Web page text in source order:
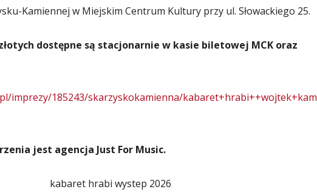
Kamiennej w Miejskim Centrum Kultury przy ul. Słowackiego 25.
dostępne są stacjonarnie w kasie biletowej MCK oraz
imprezy/185243/skarzyskokamienna/kabaret+hrabi++wojtek+kam
jest agencja Just For Music.